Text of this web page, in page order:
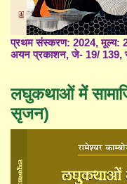
प्रथम संस्करण: 2024, मूल्य:
अयन प्रकाशन, जे- 19/ 139,
लघुकथाओं में
सृजन)